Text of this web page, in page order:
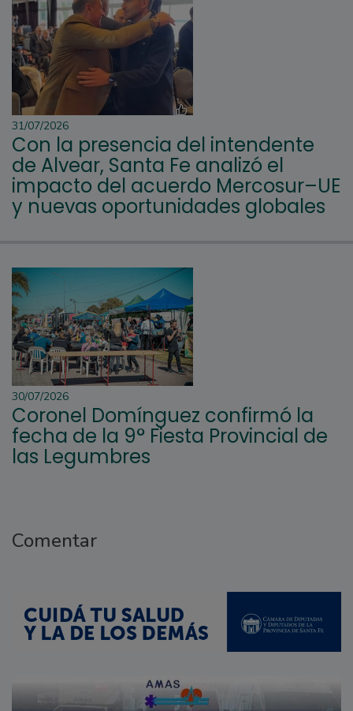
31/07/2026
Con la presencia del intendente
de Alvear, Santa Fe analizó el
impacto del acuerdo Mercosur–UE
y nuevas oportunidades globales
30/07/2026
Coronel Domínguez confirmó la
fecha de la 9° Fiesta Provincial de
las Legumbres
Comentar